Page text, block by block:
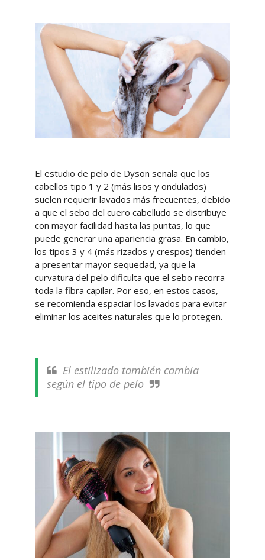
El estudio de pelo de Dyson señala que los
cabellos tipo 1 y 2 (más lisos y ondulados)
suelen requerir lavados más frecuentes, debido
a que el sebo del cuero cabelludo se distribuye
con mayor facilidad hasta las puntas, lo que
puede generar una apariencia grasa. En cambio,
los tipos 3 y 4 (más rizados y crespos) tienden
a presentar mayor sequedad, ya que la
curvatura del pelo dificulta que el sebo recorra
toda la fibra capilar. Por eso, en estos casos,
se recomienda espaciar los lavados para evitar
eliminar los aceites naturales que lo protegen.
El estilizado también cambia
según el tipo de pelo